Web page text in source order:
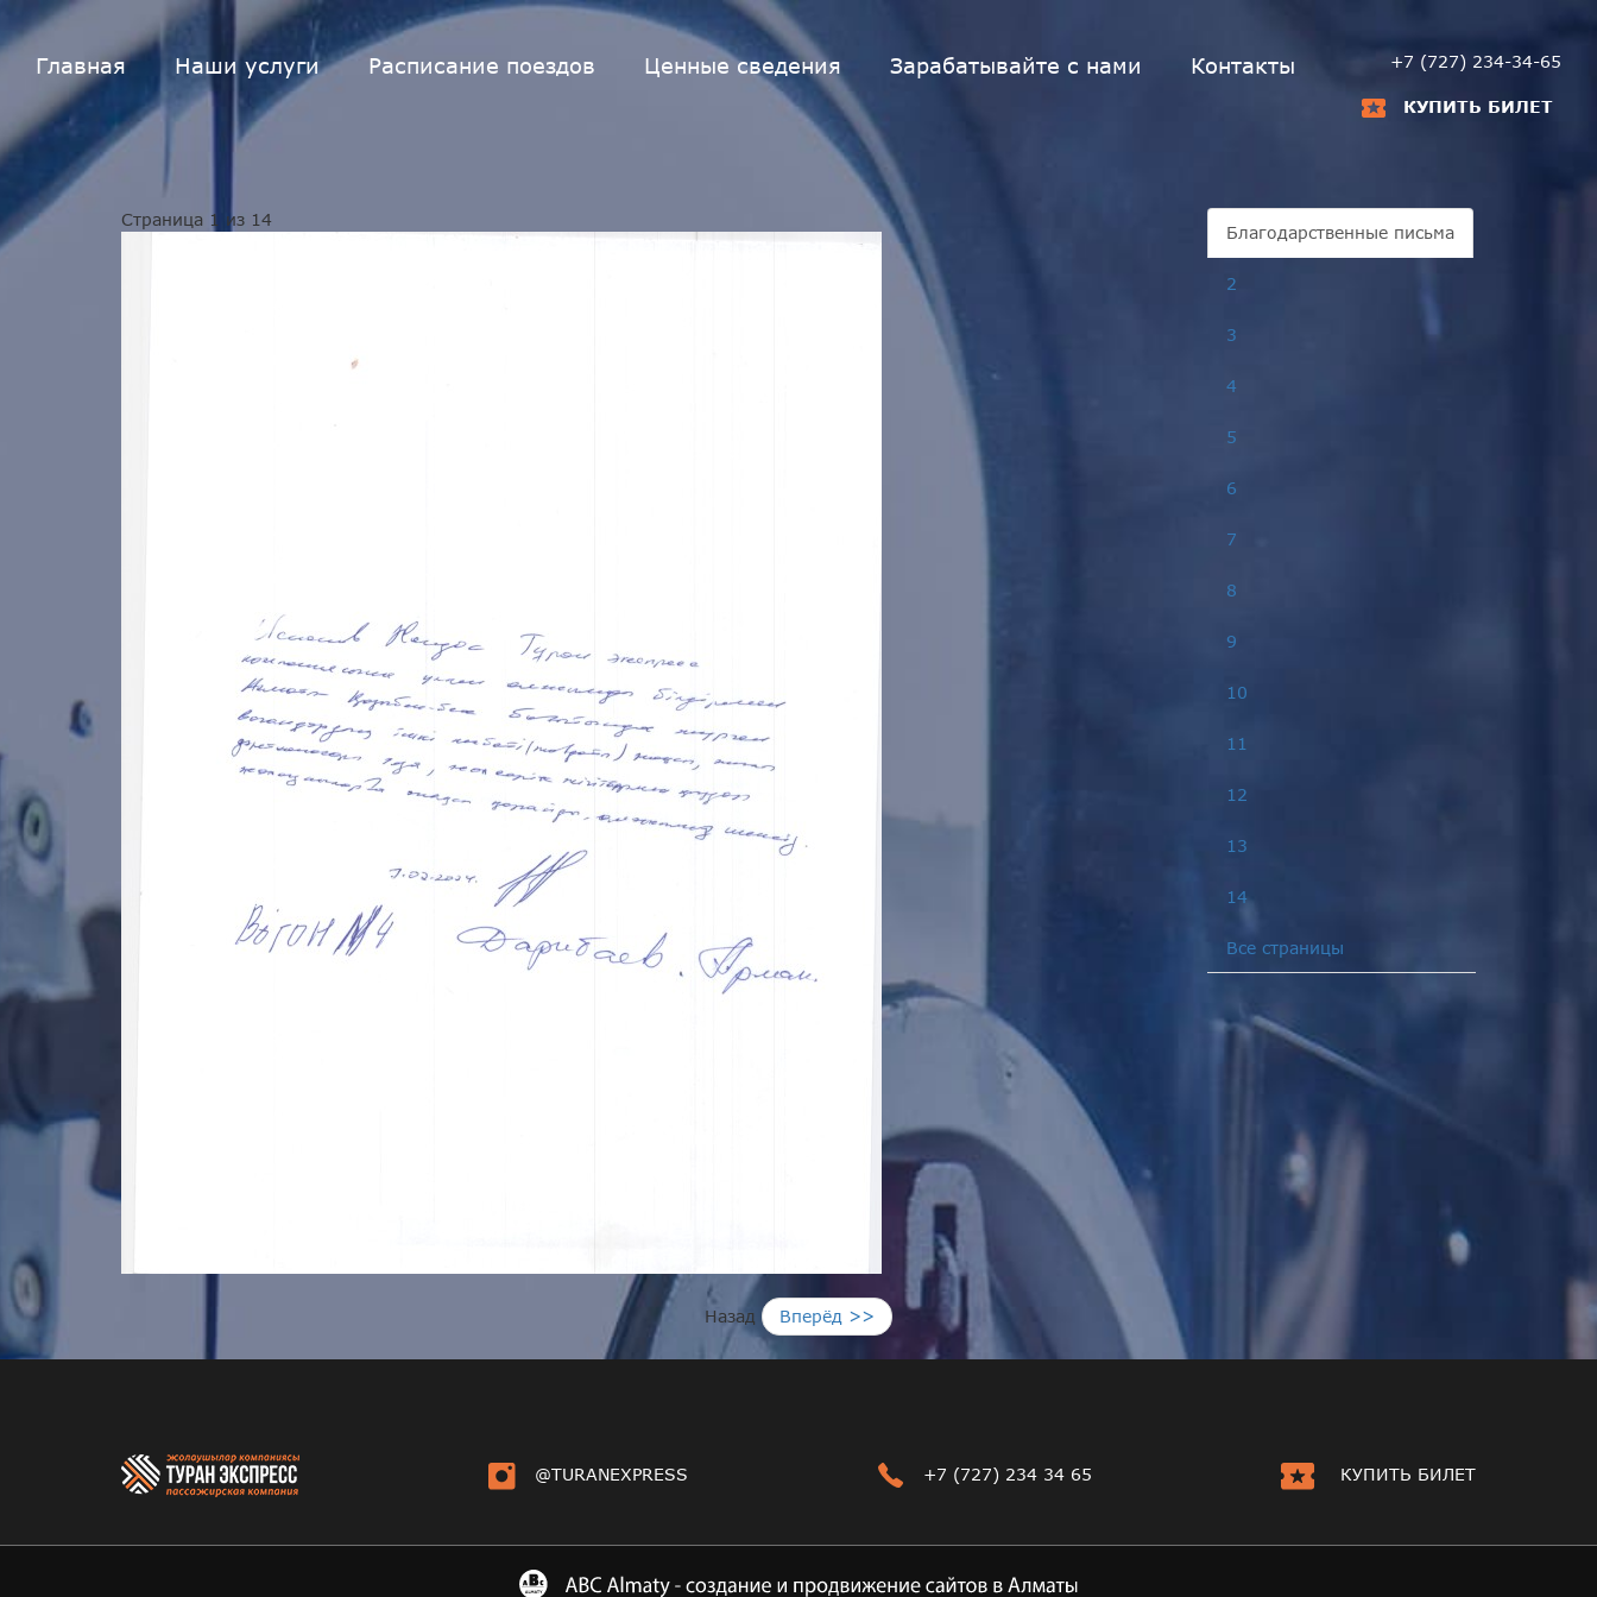
Главная Наши услуги Расписание поездов Ценные сведения Зарабатывайте с нами Контакты +7 (727) 234-34-65
КУПИТЬ БИЛЕТ
Благодарственные письма
2
3
4
5
6
7
8
9
10
11
12
13
14
Все страницы
Страница 1 из 14
Назад Вперёд >>
@TURANEXPRESS +7 (727) 234 34 65 КУПИТЬ БИЛЕТ